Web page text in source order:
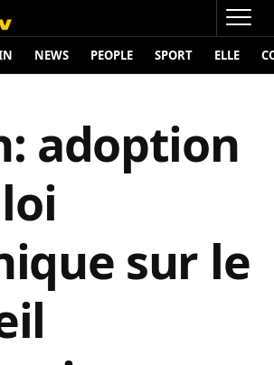
NEWS PEOPLE SPORT ELLE
adoption
sur le